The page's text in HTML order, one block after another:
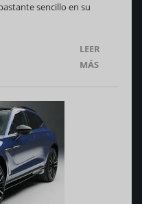
sencillo en su
LEER
MÁS